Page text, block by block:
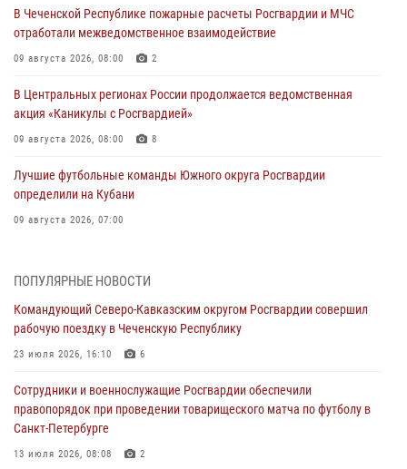
В Чеченской Республике пожарные расчеты Росгвардии и МЧС
отработали межведомственное взаимодействие
09 августа 2026, 08:00 2
В Центральных регионах России продолжается ведомственная
акция «Каникулы с Росгвардией»
09 августа 2026, 08:00 8
Лучшие футбольные команды Южного округа Росгвардии
определили на Кубани
09 августа 2026, 07:00
(видео)
Росгвардейцы провели занятие по стрелковой подготовке для
воспитанников Центра детского, юношеского туризма и
09 августа 2026, 05:00
В регионах Урала бойцам Росгвардии в зону СВО передали свежие
тиражи газет
ПОПУЛЯРНЫЕ НОВОСТИ
Командующий Северо-Кавказским округом Росгвардии совершил
рабочую поездку в Чеченскую Республику
23 июля 2026, 16:10 6
Сотрудники и военнослужащие Росгвардии обеспечили
правопорядок при проведении товарищеского матча по футболу в
Санкт-Петербурге
13 июля 2026, 08:08 2